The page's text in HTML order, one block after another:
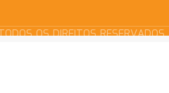
OS DIREITOS RESERVADOS.